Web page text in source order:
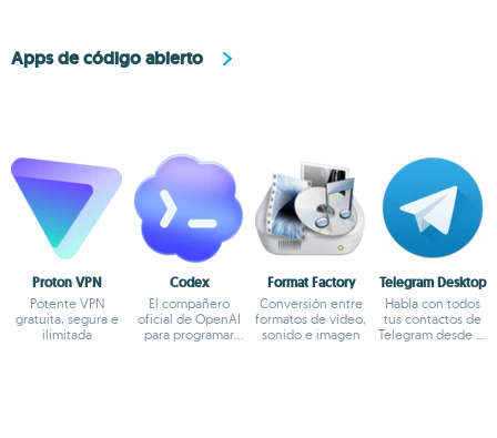
Apps de código abierto
Proton VPN
Potente VPN
gratuita, segura e
ilimitada
Codex
El compañero
oficial de OpenAI
para programar
Format Factory
Conversión entre
formatos de vídeo,
sonido e imagen
Telegram Desktop
Habla con todos
tus contactos de
Telegram desde el